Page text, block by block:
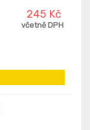
245 Kč
včetně DPH